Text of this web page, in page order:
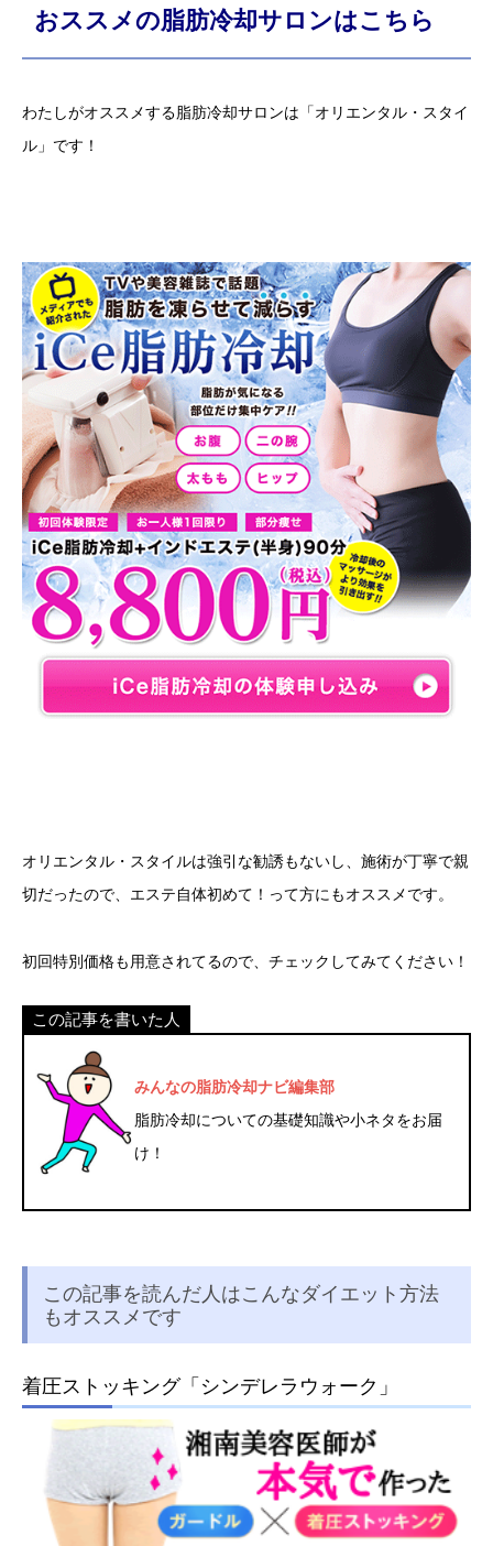
おススメの脂肪冷却サロンはこちら
わたしがオススメする脂肪冷却サロンは「オリエンタル・スタイ
ル」です！
オリエンタル・スタイルは強引な勧誘もないし、施術が丁寧で親
切だったので、エステ自体初めて！って方にもオススメです。
初回特別価格も用意されてるので、チェックしてみてください！
この記事を書いた人
みんなの脂肪冷却ナビ編集部
脂肪冷却についての基礎知識や小ネタをお届
け！
この記事を読んだ人はこんなダイエット方法
もオススメです
着圧ストッキング「シンデレラウォーク」